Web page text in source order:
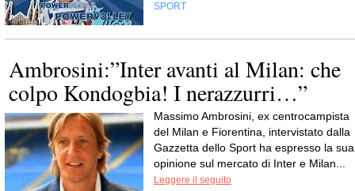
SPORT
Ambrosini:”Inter avanti al Milan: che
colpo Kondogbia! I nerazzurri…”
Massimo Ambrosini, ex centrocampista
del Milan e Fiorentina, intervistato dalla
Gazzetta dello Sport ha espresso la sua
opinione sul mercato di Inter e Milan...
Leggere il seguito